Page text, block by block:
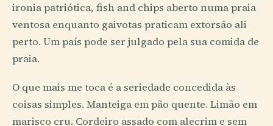
ironia patriótica, fish and chips aberto numa praia
ventosa enquanto gaivotas praticam extorsão ali
perto. Um país pode ser julgado pela sua comida de
praia.
O que mais me toca é a seriedade concedida às
coisas simples. Manteiga em pão quente. Limão em
marisco cru. Cordeiro assado com alecrim e sem